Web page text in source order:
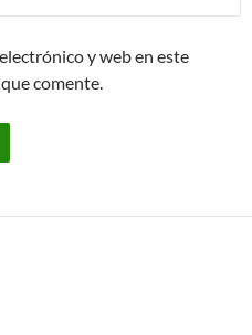
y web en este
comente.